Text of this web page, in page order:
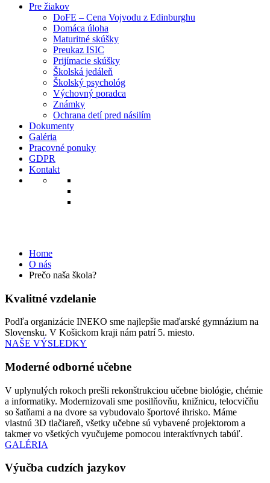
Pre žiakov
DoFE – Cena Vojvodu z Edinburghu
Domáca úloha
Maturitné skúšky
Preukaz ISIC
Prijímacie skúšky
Školská jedáleň
Školský psychológ
Výchovný poradca
Známky
Ochrana detí pred násilím
Dokumenty
Galéria
Pracovné ponuky
GDPR
Kontakt
Home
O nás
Prečo naša škola?
Kvalitné vzdelanie
Podľa organizácie INEKO sme najlepšie maďarské gymnázium na
Slovensku. V Košickom kraji nám patrí 5. miesto.
NAŠE VÝSLEDKY
Moderné odborné učebne
V uplynulých rokoch prešli rekonštrukciou učebne biológie, chémie
a informatiky. Modernizovali sme posilňovňu, knižnicu, telocvičňu
so šatňami a na dvore sa vybudovalo športové ihrisko. Máme
vlastnú 3D tlačiareň, všetky učebne sú vybavené projektorom a
takmer vo všetkých vyučujeme pomocou interaktívnych tabúľ.
GALÉRIA
Výučba cudzích jazykov